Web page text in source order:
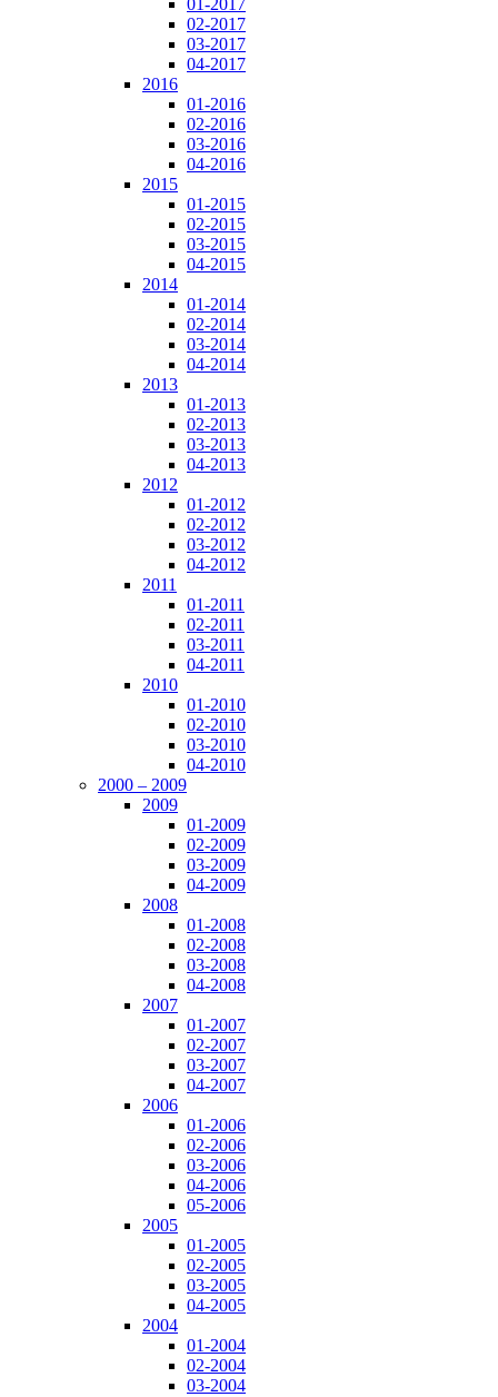
01-2017
02-2017
03-2017
04-2017
2016
01-2016
02-2016
03-2016
04-2016
2015
01-2015
02-2015
03-2015
04-2015
2014
01-2014
02-2014
03-2014
04-2014
2013
01-2013
02-2013
03-2013
04-2013
2012
01-2012
02-2012
03-2012
04-2012
2011
01-2011
02-2011
03-2011
04-2011
2010
01-2010
02-2010
03-2010
04-2010
2000 – 2009
2009
01-2009
02-2009
03-2009
04-2009
2008
01-2008
02-2008
03-2008
04-2008
2007
01-2007
02-2007
03-2007
04-2007
2006
01-2006
02-2006
03-2006
04-2006
05-2006
2005
01-2005
02-2005
03-2005
04-2005
2004
01-2004
02-2004
03-2004